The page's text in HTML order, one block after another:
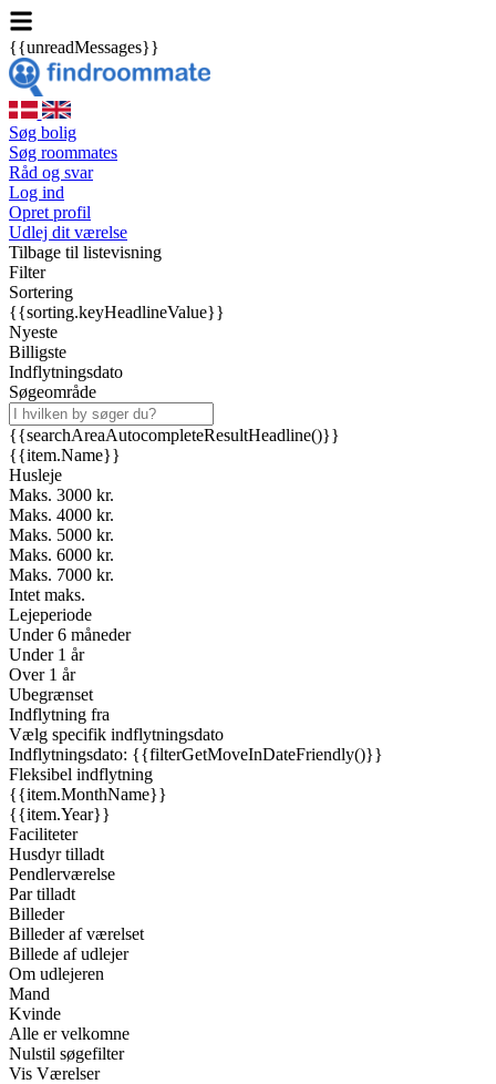
{{unreadMessages}}
Søg bolig
Søg roommates
Råd og svar
Log ind
Opret profil
Udlej dit værelse
Tilbage til listevisning
Filter
Sortering
{{sorting.keyHeadlineValue}}
Nyeste
Billigste
Indflytningsdato
Søgeområde
{{searchAreaAutocompleteResultHeadline()}}
{{item.Name}}
Husleje
Maks. 3000 kr.
Maks. 4000 kr.
Maks. 5000 kr.
Maks. 6000 kr.
Maks. 7000 kr.
Intet maks.
Lejeperiode
Under 6 måneder
Under 1 år
Over 1 år
Ubegrænset
Indflytning fra
Vælg specifik indflytningsdato
Indflytningsdato: {{filterGetMoveInDateFriendly()}}
Fleksibel indflytning
{{item.MonthName}}
{{item.Year}}
Faciliteter
Husdyr tilladt
Pendlerværelse
Par tilladt
Billeder
Billeder af værelset
Billede af udlejer
Om udlejeren
Mand
Kvinde
Alle er velkomne
Nulstil søgefilter
Vis Værelser